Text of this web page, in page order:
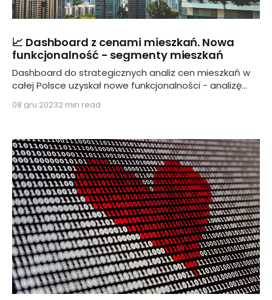
📈 Dashboard z cenami mieszkań. Nowa
funkcjonalność - segmenty mieszkań
Dashboard do strategicznych analiz cen mieszkań w
całej Polsce uzyskał nowe funkcjonalności - analizę
rynkowych
08 gru 20232 min read